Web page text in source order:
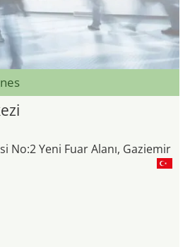
No:2 Yeni Fuar Alanı, Gaziemir